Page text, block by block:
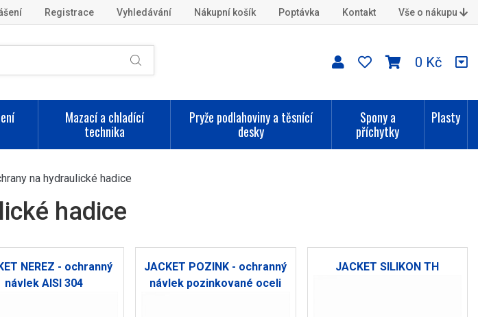
Registrace Vyhledávání Nákupní košík Poptávka Kontakt Vše o nákupu
0 Kč
Mazací a chladící
technika
Pryže podlahoviny a těsnící
desky
Spony a
příchytky
Plasty
na hydraulické hadice
hadice
NEREZ - ochranný
návlek AISI 304
JACKET POZINK - ochranný
návlek pozinkované oceli
JACKET SILIKON TH